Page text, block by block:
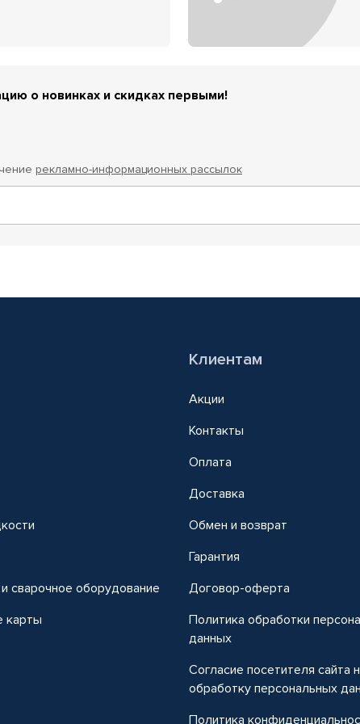
о новинках и скидках первыми!
рекламно-информационных рассылок
сварочное оборудование
карты
Клиентам
Акции
Контакты
Оплата
Доставка
Обмен и возврат
Гарантия
Договор-оферта
Политика обработки
данных
Согласие посетителя сайта
обработку персональных
Политика